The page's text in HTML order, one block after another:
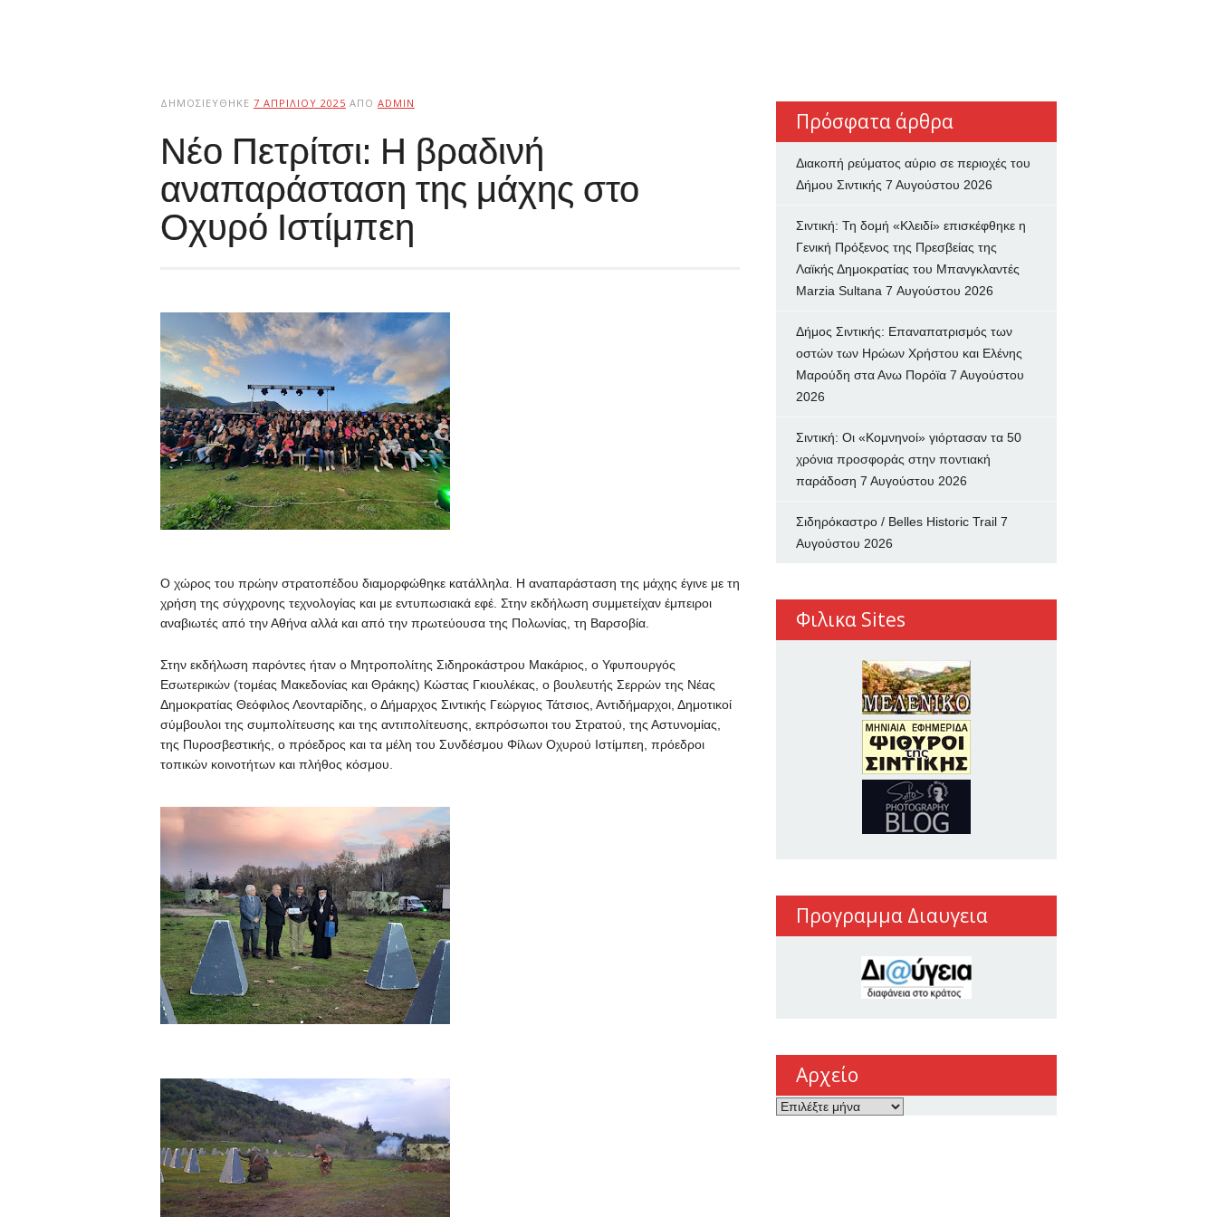
ΔΗΜΟΣΙΕΎΘΗΚΕ 7 ΑΠΡΙΛΊΟΥ 2025 ΑΠΌ ADMIN
Νέο Πετρίτσι: Η βραδινή
αναπαράσταση της μάχης στο
Οχυρό Ιστίμπεη
Ο χώρος του πρώην στρατοπέδου διαμορφώθηκε κατάλληλα. Η αναπαράσταση της μάχης έγινε με τη
χρήση της σύγχρονης τεχνολογίας και με εντυπωσιακά εφέ. Στην εκδήλωση συμμετείχαν έμπειροι
αναβιωτές από την Αθήνα αλλά και από την πρωτεύουσα της Πολωνίας, τη Βαρσοβία.
Στην εκδήλωση παρόντες ήταν ο Μητροπολίτης Σιδηροκάστρου Μακάριος, ο Υφυπουργός
Εσωτερικών (τομέας Μακεδονίας και Θράκης) Κώστας Γκιουλέκας, ο βουλευτής Σερρών της Νέας
Δημοκρατίας Θεόφιλος Λεονταρίδης, ο Δήμαρχος Σιντικής Γεώργιος Τάτσιος, Αντιδήμαρχοι, Δημοτικοί
σύμβουλοι της συμπολίτευσης και της αντιπολίτευσης, εκπρόσωποι του Στρατού, της Αστυνομίας,
της Πυροσβεστικής, ο πρόεδρος και τα μέλη του Συνδέσμου Φίλων Οχυρού Ιστίμπεη, πρόεδροι
τοπικών κοινοτήτων και πλήθος κόσμου.
Πρόσφατα άρθρα
Διακοπή ρεύματος αύριο σε περιοχές του
Δήμου Σιντικής 7 Αυγούστου 2026
Σιντική: Τη δομή «Κλειδί» επισκέφθηκε η
Γενική Πρόξενος της Πρεσβείας της
Λαϊκής Δημοκρατίας του Μπανγκλαντές
Marzia Sultana 7 Αυγούστου 2026
Δήμος Σιντικής: Επαναπατρισμός των
oστών των Ηρώων Χρήστου και Ελένης
Μαρούδη στα Ανω Πορόϊα 7 Αυγούστου
2026
Σιντική: Οι «Κομνηνοί» γιόρτασαν τα 50
χρόνια προσφοράς στην ποντιακή
παράδοση 7 Αυγούστου 2026
Σιδηρόκαστρο / Belles Historic Trail 7
Αυγούστου 2026
Φιλικα Sites
Προγραμμα Διαυγεια
Αρχείο
Αρχείο